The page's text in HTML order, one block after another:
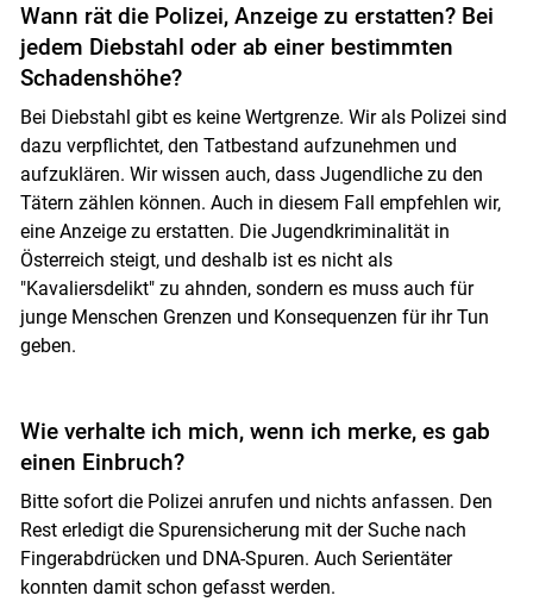
Wann rät die Polizei, Anzeige zu erstatten? Bei
jedem Diebstahl oder ab einer bestimmten
Schadenshöhe?
Bei Diebstahl gibt es keine Wertgrenze. Wir als Polizei sind
dazu verpflichtet, den Tatbestand aufzunehmen und
aufzuklären. Wir wissen auch, dass Jugendliche zu den
Tätern zählen können. Auch in diesem Fall empfehlen wir,
eine Anzeige zu erstatten. Die Jugendkriminalität in
Österreich steigt, und deshalb ist es nicht als
"Kavaliersdelikt" zu ahnden, sondern es muss auch für
junge Menschen Grenzen und Konsequenzen für ihr Tun
geben.
Wie verhalte ich mich, wenn ich merke, es gab
einen Einbruch?
Bitte sofort die Polizei anrufen und nichts anfassen. Den
Rest erledigt die Spurensicherung mit der Suche nach
Fingerabdrücken und DNA-Spuren. Auch Serientäter
konnten damit schon gefasst werden.